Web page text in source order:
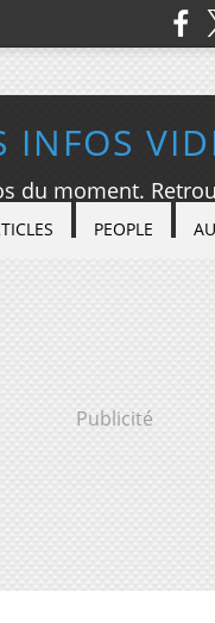
INFOS
du moment.
PEOPLE
Publicité